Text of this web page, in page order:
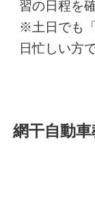
習の日程を
※土日でも
日忙しい方
網干自動